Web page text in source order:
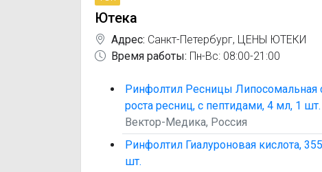
Ютека
Адрес: Санкт-Петербург, ЦЕНЫ ЮТЕКИ
Время работы: Пн-Вс: 08:00-21:00
Ринфолтил Ресницы Липосомальная
роста ресниц, с пептидами, 4 мл, 1 шт.
Вектор-Медика, Россия
Ринфолтил Гиалуроновая кислота,
шт.